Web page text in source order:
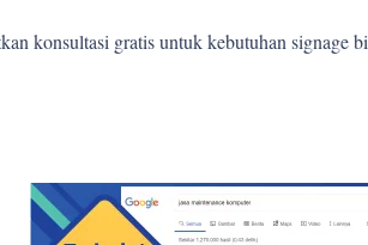
konsultasi gratis untuk kebutuhan signage